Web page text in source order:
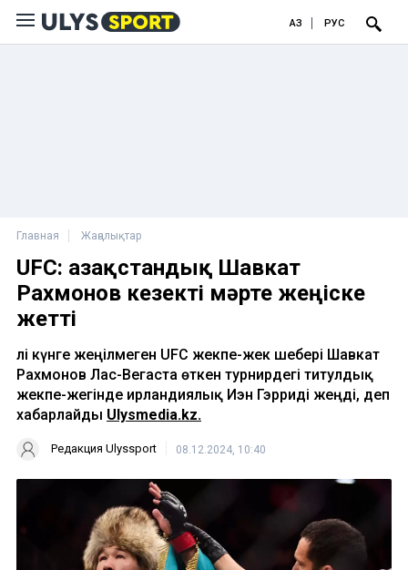
ҚАЗ РУС
Главная Жаңалықтар
UFC: Қазақстандық Шавкат
Рахмонов кезекті мәрте жеңіске
жетті
Әлі күнге жеңілмеген UFC жекпе-жек шебері Шавкат
Рахмонов Лас-Вегаста өткен турнирдегі титулдық
жекпе-жегінде ирландиялық Иэн Гэрриді жеңді, деп
хабарлайды Ulysmedia.kz.
Редакция Ulyssport 08.12.2024, 10:40